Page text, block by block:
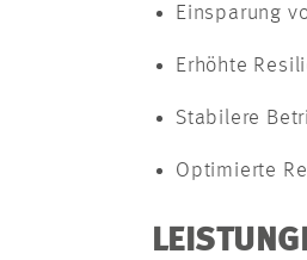
Einsparung
Erhöhte
Stabilere
Optimierte